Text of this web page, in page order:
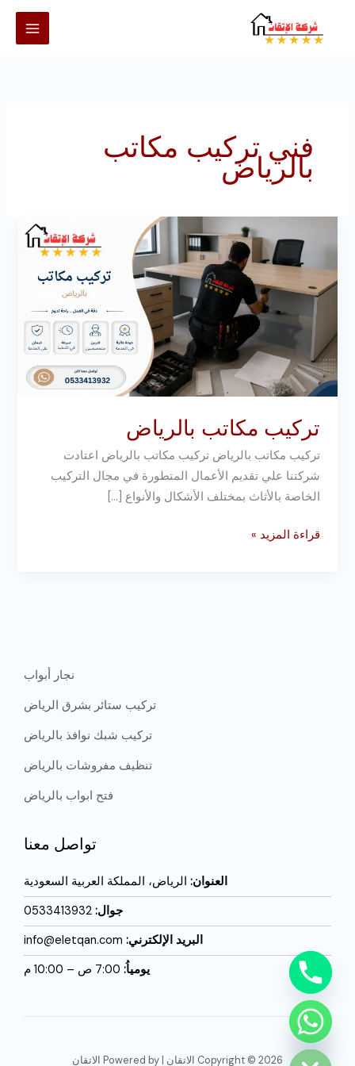
فني تركيب مكاتب
بالرياض
تركيب مكاتب بالرياض
تركيب مكاتب بالرياض تركيب مكاتب بالرياض اعتادت
شركتنا علي تقديم الأعمال المتطورة في مجال التركيب
الخاصة بالأثاث بمختلف الأشكال والأنواع […]
مكاتب
بالرياض
قراءة المزيد »
نجار أبواب
تركيب ستائر بشرق الرياض
تركيب شبك نوافذ بالرياض
تنظيف مفروشات بالرياض
فتح ابواب بالرياض
تواصل معنا
العنوان: الرياض، المملكة العربية السعودية
جوال: 0533413932
البريد الإلكترني:
يومياُ:
Copyright © 2026 الاتقان | Powered by الاتقان
HIDE
CHATY